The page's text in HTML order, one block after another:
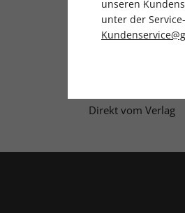
Direkt vom Verlag
unseren
unter der